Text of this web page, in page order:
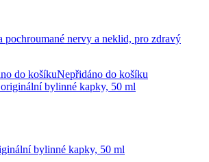
nervy a neklid, pro zdravý
do košíkuNepřidáno do košíku
bylinné kapky, 50 ml